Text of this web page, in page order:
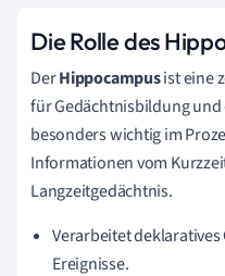
Die Rolle des
DerHippocampusist eine
für Gedächtnisbildung
besonders wichtig im
Informationen vom
Langzeitgedächtnis.
Verarbeitet
Ereignisse.